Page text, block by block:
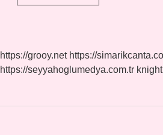
Ilişkide
https://grooy.net https://
https://seyyahoglumedya.com.tr